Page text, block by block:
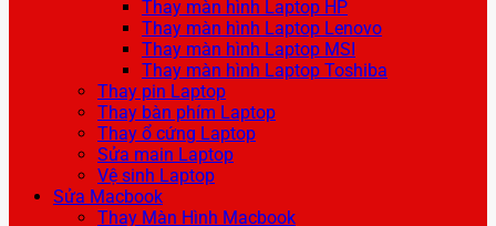
Thay màn hình Laptop HP
Thay màn hình Laptop Lenovo
Thay màn hình Laptop MSI
Thay màn hình Laptop Toshiba
Thay pin Laptop
Thay bàn phím Laptop
Thay ổ cứng Laptop
Sửa main Laptop
Vệ sinh Laptop
Sửa Macbook
Thay Màn Hình Macbook